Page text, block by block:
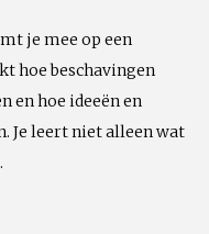
je mee op een
hoe beschavingen
en hoe ideeën en
Je leert niet alleen wat